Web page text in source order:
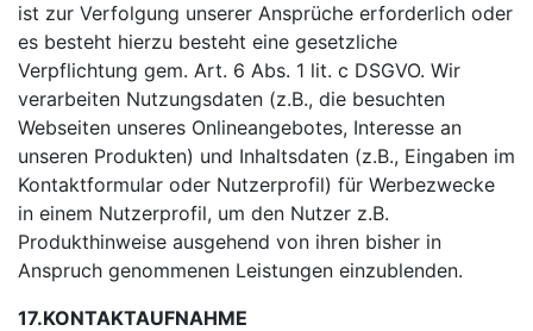
ist zur Verfolgung unserer Ansprüche erforderlich oder
es besteht hierzu besteht eine gesetzliche
Verpflichtung gem. Art. 6 Abs. 1 lit. c DSGVO. Wir
verarbeiten Nutzungsdaten (z.B., die besuchten
Webseiten unseres Onlineangebotes, Interesse an
unseren Produkten) und Inhaltsdaten (z.B., Eingaben im
Kontaktformular oder Nutzerprofil) für Werbezwecke
in einem Nutzerprofil, um den Nutzer z.B.
Produkthinweise ausgehend von ihren bisher in
Anspruch genommenen Leistungen einzublenden.
17.KONTAKTAUFNAHME